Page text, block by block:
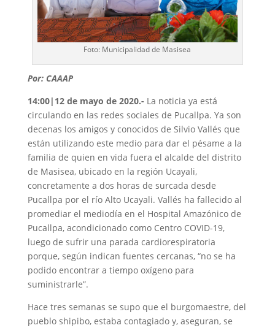
Foto: Municipalidad de Masisea
Por: CAAAP
14:00|12 de mayo de 2020.- La noticia ya está
circulando en las redes sociales de Pucallpa. Ya son
decenas los amigos y conocidos de Silvio Vallés que
están utilizando este medio para dar el pésame a la
familia de quien en vida fuera el alcalde del distrito
de Masisea, ubicado en la región Ucayali,
concretamente a dos horas de surcada desde
Pucallpa por el río Alto Ucayali. Vallés ha fallecido al
promediar el mediodía en el Hospital Amazónico de
Pucallpa, acondicionado como Centro COVID-19,
luego de sufrir una parada cardiorespiratoria
porque, según indican fuentes cercanas, “no se ha
podido encontrar a tiempo oxígeno para
suministrarle”.
Hace tres semanas se supo que el burgomaestre, del
pueblo shipibo, estaba contagiado y, aseguran, se